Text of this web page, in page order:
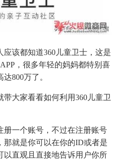
该都知道360儿童卫士，这是
，很多年轻的妈妈都特别喜
800万了。
大家看看如何利用360儿童卫
一个账号，不过在注册账号
那就是你可以在你的ID或者是
以直观且直接地告诉用户你所